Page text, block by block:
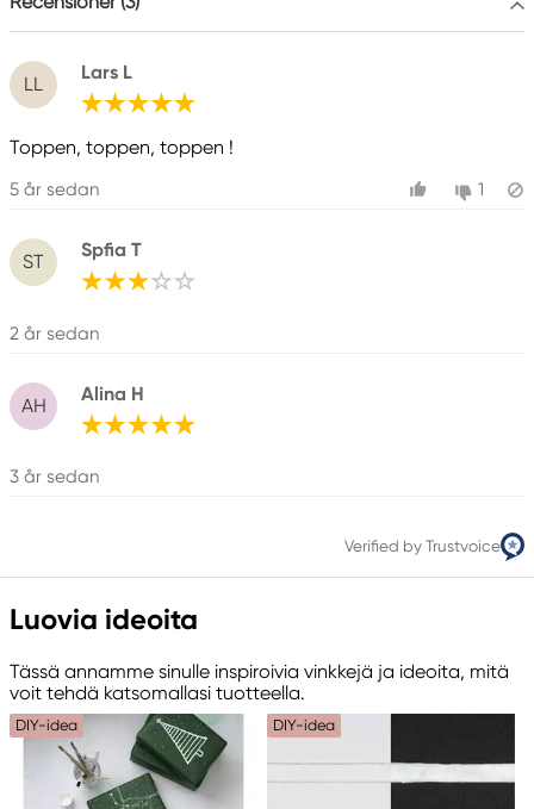
LL
Lars L
Toppen, toppen, toppen !
5 år sedan 1
ST
Spfia T
2 år sedan
AH
Alina H
3 år sedan
Verified by Trustvoice
Luovia ideoita
Tässä annamme sinulle inspiroivia vinkkejä ja ideoita, mitä
voit tehdä katsomallasi tuotteella.
DIY-idea DIY-idea